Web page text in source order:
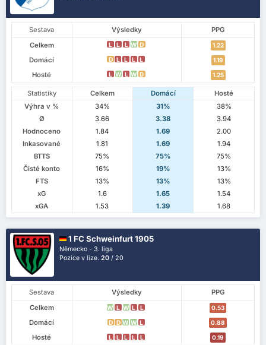
Sestava Výsledky
PPG
Celkem
L L L W D 1.22
Domácí D L L L L 1.19
Hosté L W L W D 1.25
Statistiky Celkem Domácí
Hosté
Výhra v %
34% 31%
38%
Ø
3.66 3.38
3.94
Hodnoceno
1.84 1.69
2.00
Inkasované
1.81 1.69
1.94
BTTS
75% 75%
75%
Čisté konto
16% 19%
13%
FTS
13% 13%
13%
xG
1.6 1.65
1.54
xGA
1.53 1.39 1.68
1 FC Schweinfurt 1905
Německo - 3. liga
Pozice v lize.20 / 20
Sestava Výsledky
PPG
Celkem
W L W L L 0.53
Domácí D D W W L 0.88
Hosté L L L L L 0.19